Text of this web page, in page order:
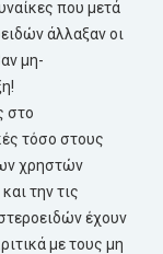
που μετά
άλλαξαν οι
μη-
στο
τόσο στους
χρηστών
την τις
έχουν
με τους μη